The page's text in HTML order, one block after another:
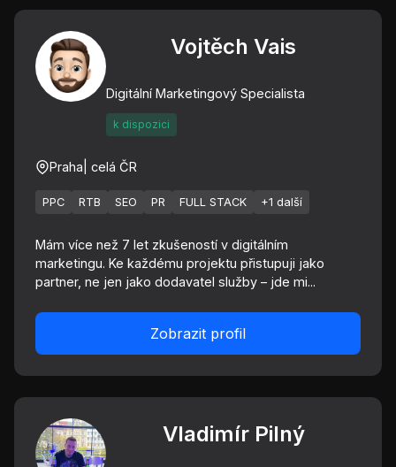
Vojtěch Vais
Digitální Marketingový Specialista
k dispozici
Praha | celá ČR
PPC RTB SEO PR FULL STACK +1 další
Mám více než 7 let zkušeností v digitálním
marketingu. Ke každému projektu přistupuji jako
partner, ne jen jako dodavatel služby – jde mi...
Zobrazit profil
Vladimír Pilný